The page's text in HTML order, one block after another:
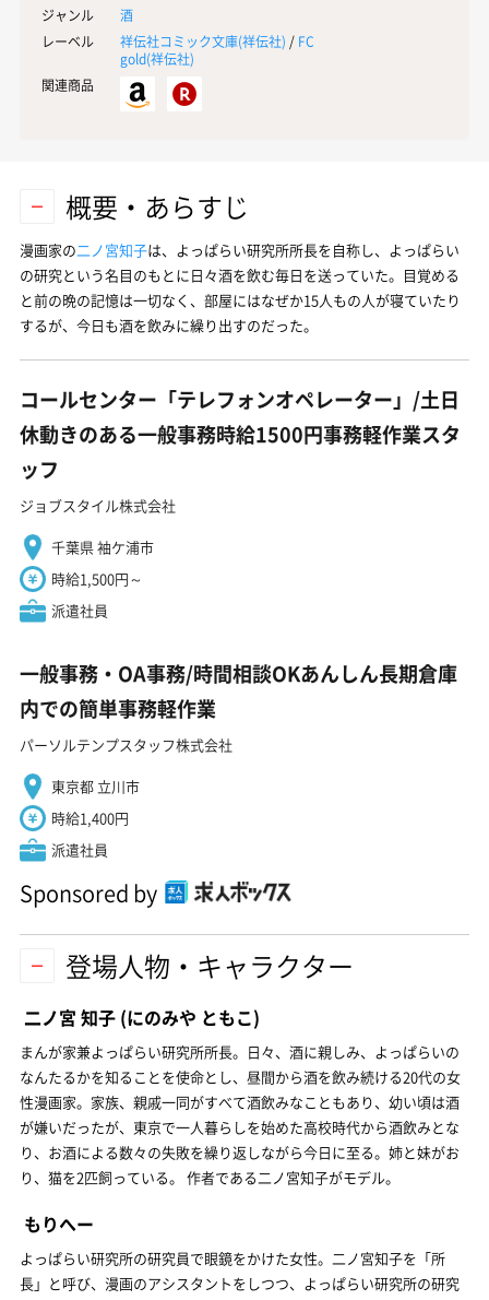
ジャンル
酒
レーベル
祥伝社コミック文庫(祥伝社) / FC
gold(祥伝社)
関連商品
概要・あらすじ
漫画家の二ノ宮知子は、よっぱらい研究所所長を自称し、よっぱらい
の研究という名目のもとに日々酒を飲む毎日を送っていた。目覚める
と前の晩の記憶は一切なく、部屋にはなぜか15人もの人が寝ていたり
するが、今日も酒を飲みに繰り出すのだった。
コールセンター「テレフォンオペレーター」/土日
休動きのある一般事務時給1500円事務軽作業スタ
ッフ
ジョブスタイル株式会社
千葉県 袖ケ浦市
時給1,500円～
派遣社員
一般事務・OA事務/時間相談OKあんしん長期倉庫
内での簡単事務軽作業
パーソルテンプスタッフ株式会社
東京都 立川市
時給1,400円
派遣社員
Sponsored by
登場人物・キャラクター
二ノ宮 知子 (にのみや ともこ)
まんが家兼よっぱらい研究所所長。日々、酒に親しみ、よっぱらいの
なんたるかを知ることを使命とし、昼間から酒を飲み続ける20代の女
性漫画家。家族、親戚一同がすべて酒飲みなこともあり、幼い頃は酒
が嫌いだったが、東京で一人暮らしを始めた高校時代から酒飲みとな
り、お酒による数々の失敗を繰り返しながら今日に至る。姉と妹がお
り、猫を2匹飼っている。 作者である二ノ宮知子がモデル。
もりへー
よっぱらい研究所の研究員で眼鏡をかけた女性。二ノ宮知子を「所
長」と呼び、漫画のアシスタントをしつつ、よっぱらい研究所の研究